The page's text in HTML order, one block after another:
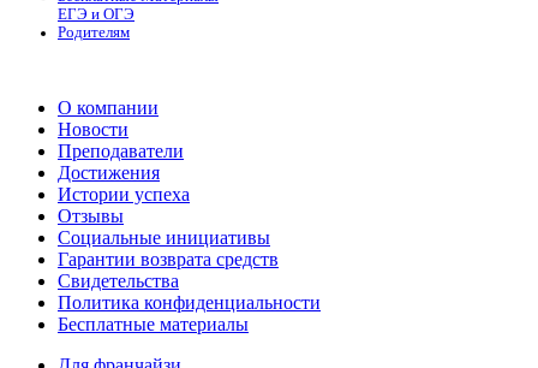
ЕГЭ и ОГЭ
Родителям
О компании
Новости
Преподаватели
Достижения
Истории успеха
Отзывы
Социальные инициативы
Гарантии возврата средств
Свидетельства
Политика конфиденциальности
Бесплатные материалы